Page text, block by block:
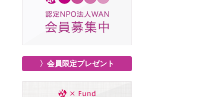
〉会員限定プレゼント